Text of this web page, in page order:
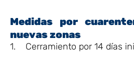
Medidas por
nuevas zonas
1. Cerramiento por 14 días